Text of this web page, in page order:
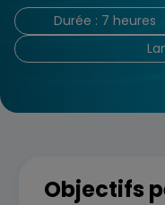
Durée : 7 heures
Objectifs